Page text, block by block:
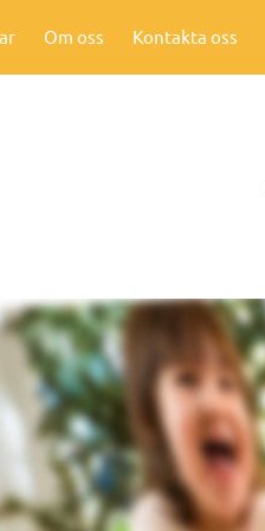
Om oss Kontakta oss